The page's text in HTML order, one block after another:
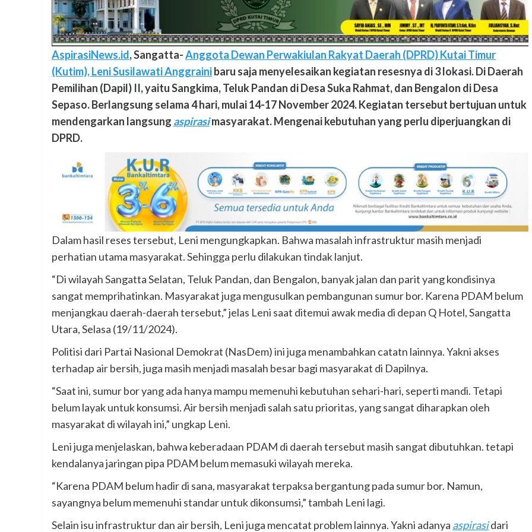
AspirasiNews.id, Sangatta-Anggota Dewan Perwakiulan Rakyat Daerah (DPRD) Kutai Timur
(Kutim), Leni Susilawati Anggrainibaru saja menyelesaikan kegiatan resesnya di 3 lokasi. Di Daerah
Pemilihan (Dapil) II, yaitu Sangkima, Teluk Pandan di Desa Suka Rahmat, dan Bengalon di Desa
Sepaso. Berlangsung selama 4 hari, mulai 14-17 November 2024. Kegiatan tersebut bertujuan untuk
mendengarkan langsung aspirasimasyarakat. Mengenai kebutuhan yang perlu diperjuangkan di
DPRD.
Dalam hasil reses tersebut, Leni mengungkapkan. Bahwa masalah infrastruktur masih menjadi
perhatian utama masyarakat. Sehingga perlu dilakukan tindak lanjut.
“Di wilayah Sangatta Selatan, Teluk Pandan, dan Bengalon, banyak jalan dan parit yang kondisinya
sangat memprihatinkan. Masyarakat juga mengusulkan pembangunan sumur bor. Karena PDAM belum
menjangkau daerah-daerah tersebut,” jelas Leni saat ditemui awak media di depan Q Hotel, Sangatta
Utara, Selasa (19/11/2024).
Politisi dari Partai Nasional Demokrat (NasDem) ini juga menambahkan catatn lainnya. Yakni akses
terhadap air bersih, juga masih menjadi masalah besar bagi masyarakat di Dapilnya.
“Saat ini, sumur bor yang ada hanya mampu memenuhi kebutuhan sehari-hari, seperti mandi. Tetapi
belum layak untuk konsumsi. Air bersih menjadi salah satu prioritas, yang sangat diharapkan oleh
masyarakat di wilayah ini,” ungkap Leni.
Leni juga menjelaskan, bahwa keberadaan PDAM di daerah tersebut masih sangat dibutuhkan. tetapi
kendalanya jaringan pipa PDAM belum memasuki wilayah mereka.
“Karena PDAM belum hadir di sana, masyarakat terpaksa bergantung pada sumur bor. Namun,
sayangnya belum memenuhi standar untuk dikonsumsi,” tambah Leni lagi.
Selain isu infrastruktur dan air bersih, Leni juga mencatat problem lainnya. Yakni adanya aspirasidari